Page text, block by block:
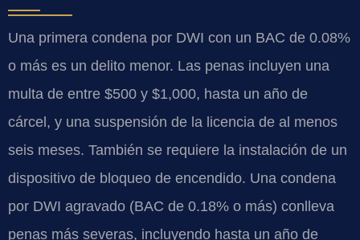
Una primera condena por DWI con un BAC de 0.08%
o más es un delito menor. Las penas incluyen una
multa de entre $500 y $1,000, hasta un año de
cárcel, y una suspensión de la licencia de al menos
seis meses. También se requiere la instalación de un
dispositivo de bloqueo de encendido. Una condena
por DWI agravado (BAC de 0.18% o más) conlleva
penas más severas, incluyendo hasta un año de